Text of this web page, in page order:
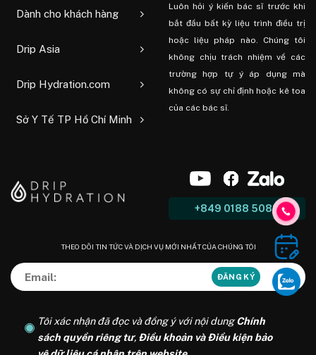
Dành cho khách hàng
Drip Asia
Drip Hydration.com
Sở Y Tế TP Hồ Chí Minh
Luôn hỏi ý kiến ​​bác sĩ trước khi
bắt đầu bất kỳ liệu trình điều trị
hoặc liệu pháp nào. Chúng tôi
không chịu trách nhiệm về các
trường hợp tự ý áp dụng mà
không có sự chỉ định hoặc kê toa
của các bác sĩ.
+849 0188 5088
THEO DÕI TIN TỨC VÀ DỊCH VỤ MỚI NHẤT CỦA CHÚNG TÔI
Tôi xác nhận đã đọc và đồng ý với nội dungChính
sách quyền riêng tư, Điều khoản và Điều kiện bảo